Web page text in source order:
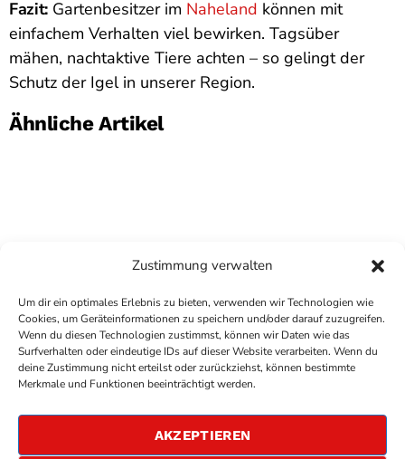
Zustimmung verwalten
Um dir ein optimales Erlebnis zu bieten, verwenden wir Technologien wie
Cookies, um Geräteinformationen zu speichern und/oder darauf zuzugreifen.
Wenn du diesen Technologien zustimmst, können wir Daten wie das
Surfverhalten oder eindeutige IDs auf dieser Website verarbeiten. Wenn du
deine Zustimmung nicht erteilst oder zurückziehst, können bestimmte
Merkmale und Funktionen beeinträchtigt werden.
AKZEPTIEREN
Fazit:Gartenbesitzer im Naheland können mit
einfachem Verhalten viel bewirken. Tagsüber
mähen, nachtaktive Tiere achten – so gelingt der
Schutz der Igel in unserer Region.
Ähnliche Artikel
COPYRIGHTANTENNE BAD KREUZNACH